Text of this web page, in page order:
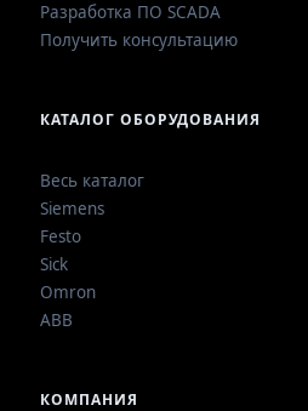
Разработка ПО SCADA
Получить консультацию
КАТАЛОГ ОБОРУДОВАНИЯ
Весь каталог
Siemens
Festo
Sick
Omron
ABB
КОМПАНИЯ